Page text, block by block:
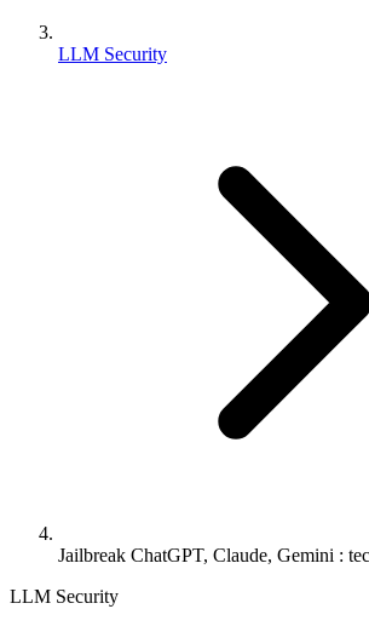
LLM Security
Jailbreak ChatGPT, Claude, Gemini :
LLM Security